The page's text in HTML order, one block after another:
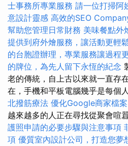
士事務所專業服務 請一位打掃阿
意設計靈感 高效的SEO
幫助您管理日常財務 美味餐點外
提供到府外燴服務，讓活動更輕
的台胞證辦理，專業服務讓過程
的牌位，為先人留下永恆的紀念
老的傳統，自上古以來就一直存
在，手機和平板電腦幾乎是每個
北撥筋療法 優化Google商家檔案
越來越多的人正在尋找從聚會喧
護照申請的必要步驟與注意事項
項 優質室內設計公司，打造您夢